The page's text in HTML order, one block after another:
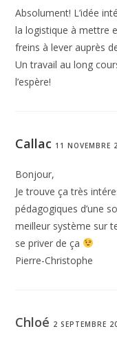
enjeux
individualité
En bref : Une
en pédagogie
l’éducation, les
ouvert”
apports d’une
listant“les
vie,
– Résistance
Absolument! L’idée
la logistique à mettre
freins à lever auprès
Un travail au long
l’espère!
Callac 11 NOVEMBRE
Bonjour,
Je trouve ça très
pédagogiques d’une
meilleur système sur
se priver de ça
Pierre-Christophe
Chloé 2 SEPTEMBRE